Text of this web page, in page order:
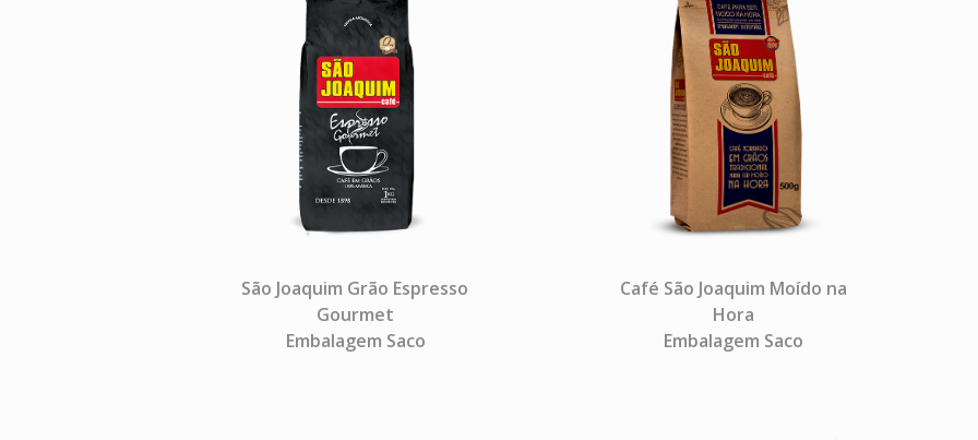
São Joaquim Grão Espresso
Gourmet
Embalagem Saco
Café São Joaquim Moído na
Hora
Embalagem Saco